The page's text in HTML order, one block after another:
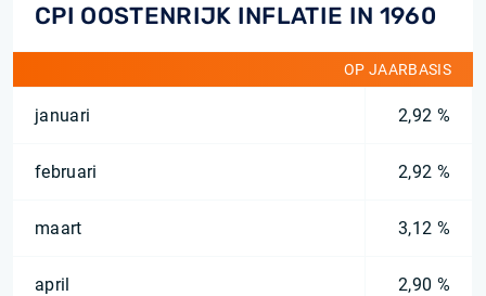
CPI OOSTENRIJK INFLATIE IN 1960
OP JAARBASIS
januari 2,92 %
februari 2,92 %
maart 3,12 %
april 2,90 %